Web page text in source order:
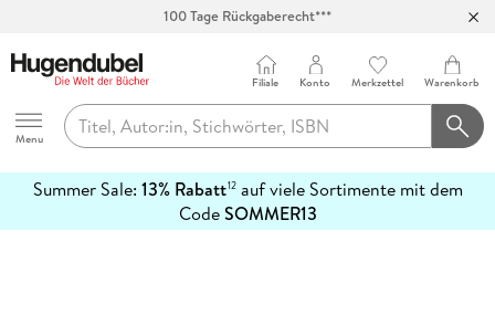
100 Tage Rückgaberecht***
Hugendubel
Menu
Filiale Konto Merkzettel Warenkorb
Summer Sale: 13% Rabatt12auf viele Sortimente mit dem
CodeSOMMER13
erfahren